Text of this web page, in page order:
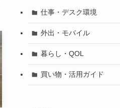
仕事・デスク環境
外出・モバイル
暮らし・QOL
買い物・活用ガイド